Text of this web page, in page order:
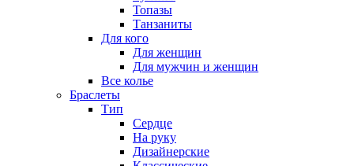
Топазы
Танзаниты
Для кого
Для женщин
Для мужчин и женщин
Все колье
Браслеты
Тип
Сердце
На руку
Дизайнерские